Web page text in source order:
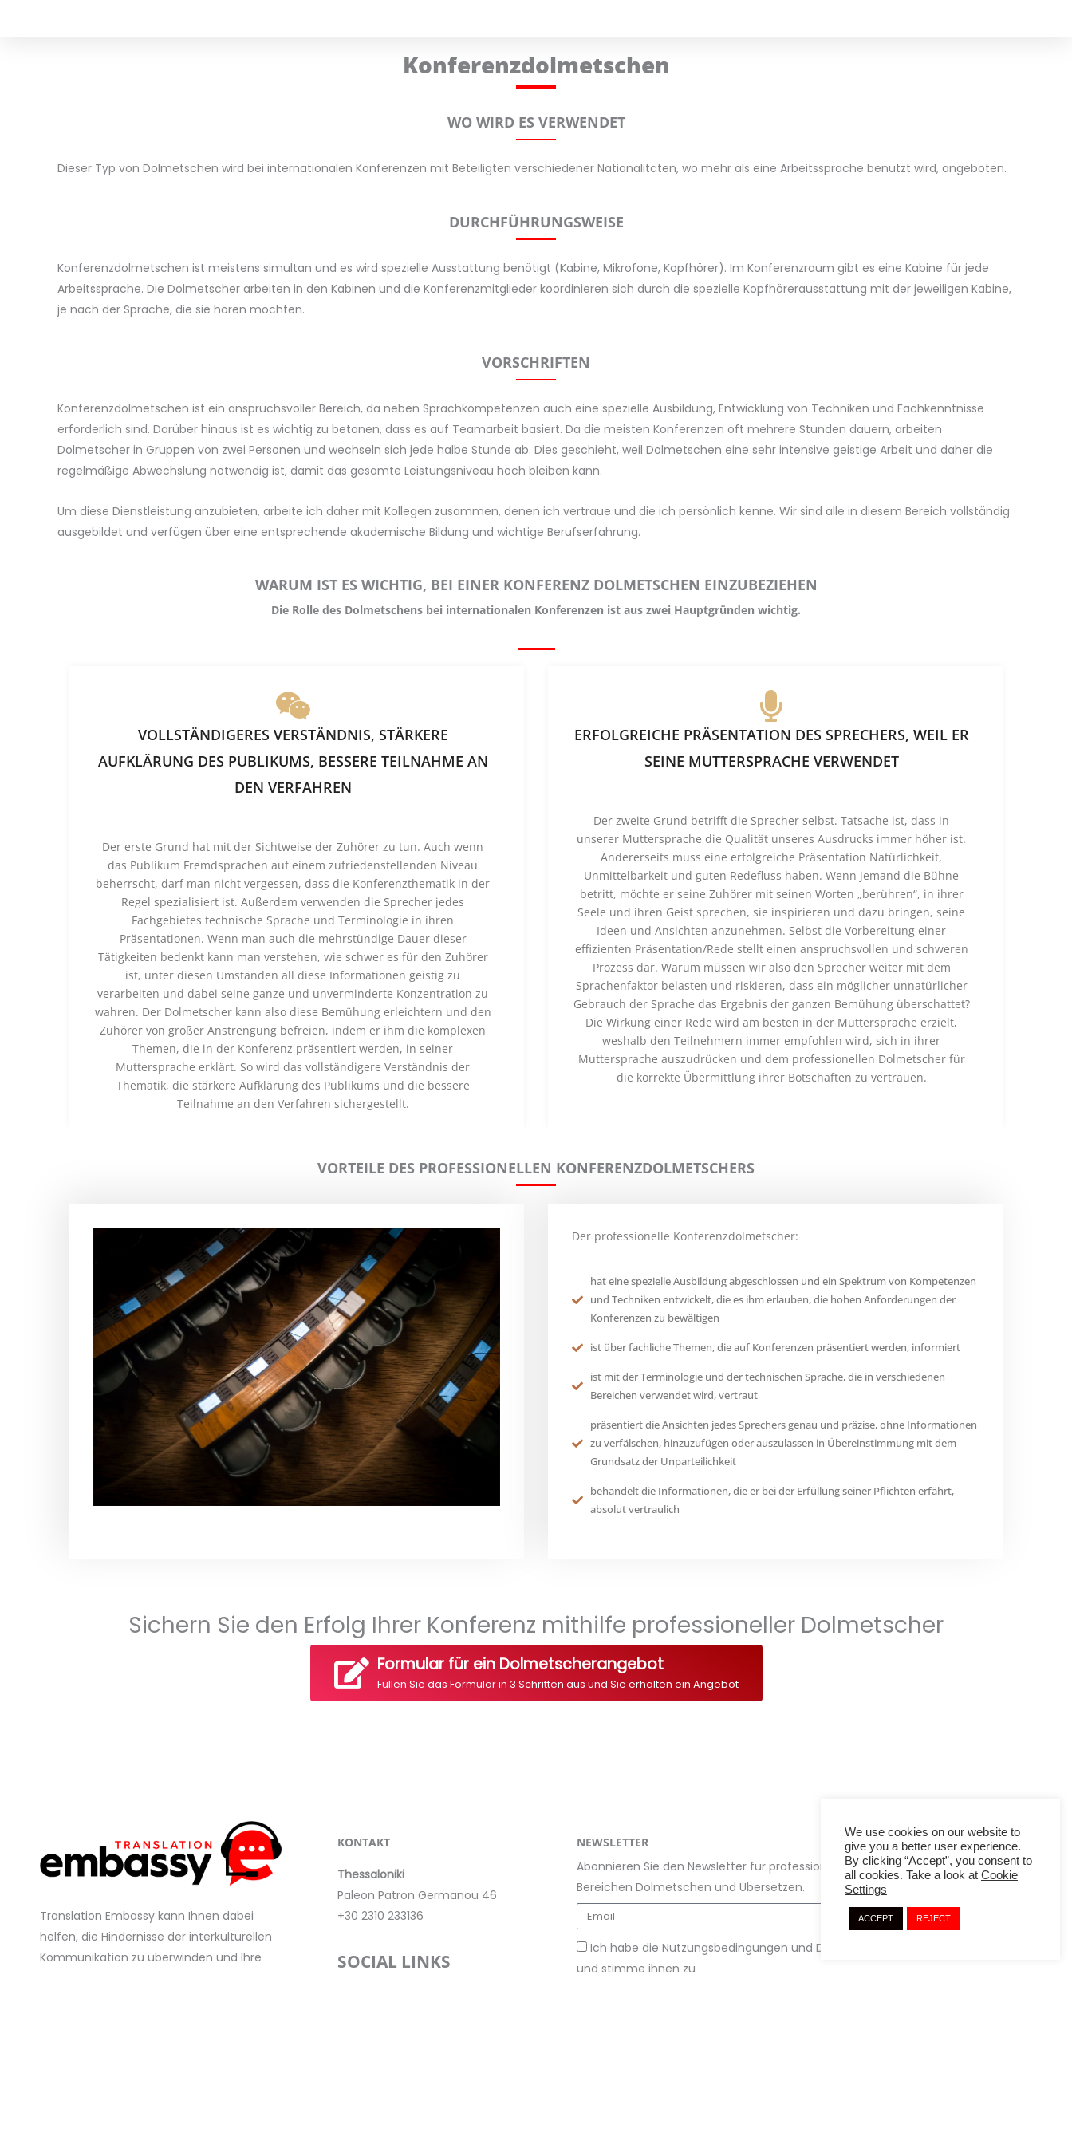
Konferenzdolmetschen
WO WIRD ES VERWENDET
Dieser Typ von Dolmetschen wird bei internationalen Konferenzen mit Beteiligten verschiedener Nationalitäten, wo mehr als eine Arbeitssprache benutzt wird, angeboten.
DURCHFÜHRUNGSWEISE
Konferenzdolmetschen ist meistens simultan und es wird spezielle Ausstattung benötigt (Kabine, Mikrofone, Kopfhörer). Im Konferenzraum gibt es eine Kabine für jede
Arbeitssprache. Die Dolmetscher arbeiten in den Kabinen und die Konferenzmitglieder koordinieren sich durch die spezielle Kopfhörerausstattung mit der jeweiligen Kabine,
je nach der Sprache, die sie hören möchten.
VORSCHRIFTEN
Konferenzdolmetschen ist ein anspruchsvoller Bereich, da neben Sprachkompetenzen auch eine spezielle Ausbildung, Entwicklung von Techniken und Fachkenntnisse
erforderlich sind. Darüber hinaus ist es wichtig zu betonen, dass es auf Teamarbeit basiert. Da die meisten Konferenzen oft mehrere Stunden dauern, arbeiten
Dolmetscher in Gruppen von zwei Personen und wechseln sich jede halbe Stunde ab. Dies geschieht, weil Dolmetschen eine sehr intensive geistige Arbeit und daher die
regelmäßige Abwechslung notwendig ist, damit das gesamte Leistungsniveau hoch bleiben kann.
Um diese Dienstleistung anzubieten, arbeite ich daher mit Kollegen zusammen, denen ich vertraue und die ich persönlich kenne. Wir sind alle in diesem Bereich vollständig
ausgebildet und verfügen über eine entsprechende akademische Bildung und wichtige Berufserfahrung.
WARUM IST ES WICHTIG, BEI EINER KONFERENZ DOLMETSCHEN EINZUBEZIEHEN
Die Rolle des Dolmetschens bei internationalen Konferenzen ist aus zwei Hauptgründen wichtig.
VOLLSTÄNDIGERES VERSTÄNDNIS, STÄRKERE
AUFKLÄRUNG DES PUBLIKUMS, BESSERE TEILNAHME AN
DEN VERFAHREN
Der erste Grund hat mit der Sichtweise der Zuhörer zu tun. Auch wenn
das Publikum Fremdsprachen auf einem zufriedenstellenden Niveau
beherrscht, darf man nicht vergessen, dass die Konferenzthematik in der
Regel spezialisiert ist. Außerdem verwenden die Sprecher jedes
Fachgebietes technische Sprache und Terminologie in ihren
Präsentationen. Wenn man auch die mehrstündige Dauer dieser
Tätigkeiten bedenkt kann man verstehen, wie schwer es für den Zuhörer
ist, unter diesen Umständen all diese Informationen geistig zu
verarbeiten und dabei seine ganze und unverminderte Konzentration zu
wahren. Der Dolmetscher kann also diese Bemühung erleichtern und den
Zuhörer von großer Anstrengung befreien, indem er ihm die komplexen
Themen, die in der Konferenz präsentiert werden, in seiner
Muttersprache erklärt. So wird das vollständigere Verständnis der
Thematik, die stärkere Aufklärung des Publikums und die bessere
Teilnahme an den Verfahren sichergestellt.
ERFOLGREICHE PRÄSENTATION DES SPRECHERS, WEIL ER
SEINE MUTTERSPRACHE VERWENDET
Der zweite Grund betrifft die Sprecher selbst. Tatsache ist, dass in
unserer Muttersprache die Qualität unseres Ausdrucks immer höher ist.
Andererseits muss eine erfolgreiche Präsentation Natürlichkeit,
Unmittelbarkeit und guten Redefluss haben. Wenn jemand die Bühne
betritt, möchte er seine Zuhörer mit seinen Worten „berühren“, in ihrer
Seele und ihren Geist sprechen, sie inspirieren und dazu bringen, seine
Ideen und Ansichten anzunehmen. Selbst die Vorbereitung einer
effizienten Präsentation/Rede stellt einen anspruchsvollen und schweren
Prozess dar. Warum müssen wir also den Sprecher weiter mit dem
Sprachenfaktor belasten und riskieren, dass ein möglicher unnatürlicher
Gebrauch der Sprache das Ergebnis der ganzen Bemühung überschattet?
Die Wirkung einer Rede wird am besten in der Muttersprache erzielt,
weshalb den Teilnehmern immer empfohlen wird, sich in ihrer
Muttersprache auszudrücken und dem professionellen Dolmetscher für
die korrekte Übermittlung ihrer Botschaften zu vertrauen.
VORTEILE DES PROFESSIONELLEN KONFERENZDOLMETSCHERS
Der professionelle Konferenzdolmetscher:
hat eine spezielle Ausbildung abgeschlossen und ein Spektrum von Kompetenzen
und Techniken entwickelt, die es ihm erlauben, die hohen Anforderungen der
Konferenzen zu bewältigen
ist über fachliche Themen, die auf Konferenzen präsentiert werden, informiert
ist mit der Terminologie und der technischen Sprache, die in verschiedenen
Bereichen verwendet wird, vertraut
präsentiert die Ansichten jedes Sprechers genau und präzise, ohne Informationen
zu verfälschen, hinzuzufügen oder auszulassen in Übereinstimmung mit dem
Grundsatz der Unparteilichkeit
behandelt die Informationen, die er bei der Erfüllung seiner Pflichten erfährt,
absolut vertraulich
Sichern Sie den Erfolg Ihrer Konferenz mithilfe professioneller Dolmetscher
Formular für ein Dolmetscherangebot
Füllen Sie das Formular in 3 Schritten aus und Sie erhalten ein Angebot
Translation Embassy kann Ihnen dabei
helfen, die Hindernisse der interkulturellen
Kommunikation zu überwinden und Ihre
KONTAKT
Thessaloniki
Paleon Patron Germanou 46
+30 2310 233136
SOCIAL LINKS
NEWSLETTER
Abonnieren Sie den Newsletter für professionelle Informationen aus den
Bereichen Dolmetschen und Übersetzen.
Ich habe die Nutzungsbedingungen und Datenschutzbestimmung gelesen
und stimme ihnen zu
We use cookies on our website to
give you a better user experience.
By clicking “Accept”, you consent to
all cookies. Take a look at Cookie
Settings
ACCEPT REJECT